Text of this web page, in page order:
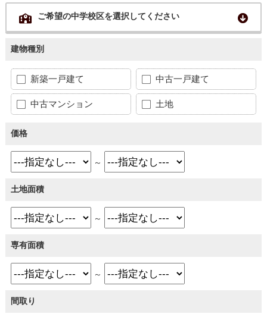
ご希望の中学校区を選択してください
建物種別
新築一戸建て 中古一戸建て
中古マンション 土地
価格
～
土地面積
～
専有面積
～
間取り